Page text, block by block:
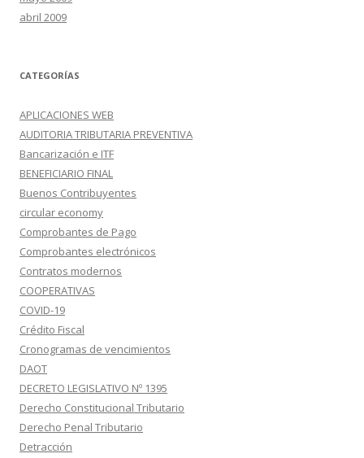
abril 2009
CATEGORÍAS
APLICACIONES WEB
AUDITORIA TRIBUTARIA PREVENTIVA
Bancarización e ITF
BENEFICIARIO FINAL
Buenos Contribuyentes
circular economy
Comprobantes de Pago
Comprobantes electrónicos
Contratos modernos
COOPERATIVAS
COVID-19
Crédito Fiscal
Cronogramas de vencimientos
DAOT
DECRETO LEGISLATIVO Nº 1395
Derecho Constitucional Tributario
Derecho Penal Tributario
Detracción